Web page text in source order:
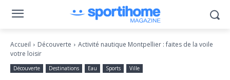
Accueil Découverte
Activité nautique Montpellier : faites de la voile
votre loisir
Découverte Destinations Eau Sports Ville